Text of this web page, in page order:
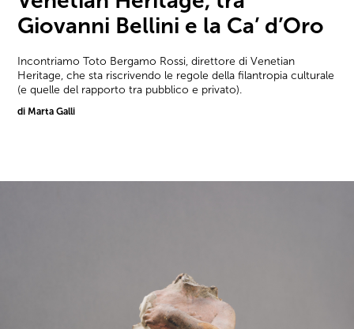
Giovanni Bellini e la Ca’ d’Oro
Incontriamo Toto Bergamo Rossi, direttore di Venetian
Heritage, che sta riscrivendo le regole della filantropia culturale
(e quelle del rapporto tra pubblico e privato).
di Marta Galli